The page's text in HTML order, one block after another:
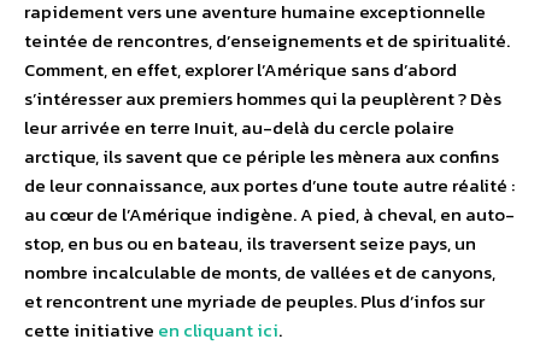
rapidement vers une aventure humaine exceptionnelle
teintée de rencontres, d’enseignements et de spiritualité.
Comment, en effet, explorer l’Amérique sans d’abord
s’intéresser aux premiers hommes qui la peuplèrent ? Dès
leur arrivée en terre Inuit, au-delà du cercle polaire
arctique, ils savent que ce périple les mènera aux confins
de leur connaissance, aux portes d’une toute autre réalité :
au cœur de l’Amérique indigène. A pied, à cheval, en auto-
stop, en bus ou en bateau, ils traversent seize pays, un
nombre incalculable de monts, de vallées et de canyons,
et rencontrent une myriade de peuples. Plus d’infos sur
cette initiative en cliquant ici.